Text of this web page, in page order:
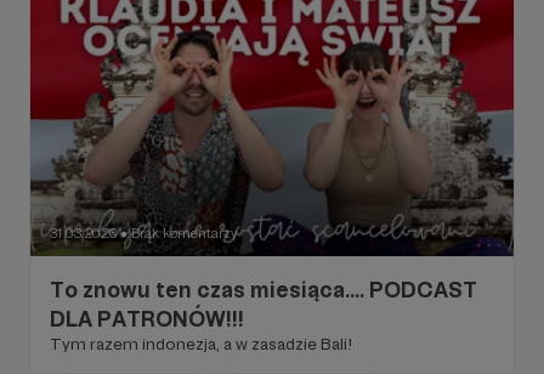
31.03.2026 ● Brak komentarzy
To znowu ten czas miesiąca.... PODCAST
DLA PATRONÓW!!!
Tym razem indonezja, a w zasadzie Bali!